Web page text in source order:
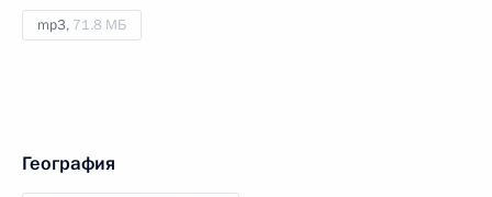
mp3, 71.8 МБ
География